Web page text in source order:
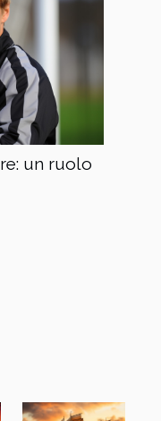
un ruolo